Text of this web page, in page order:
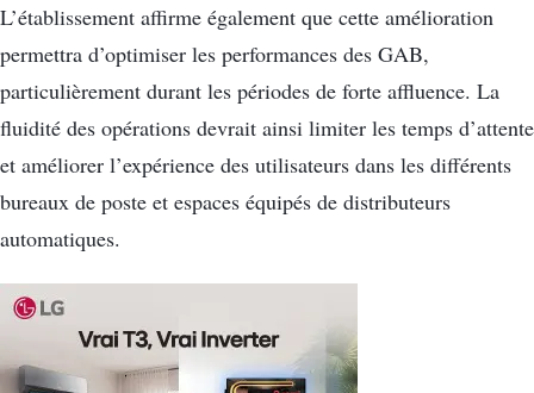
L’établissement affirme également que cette amélioration
permettra d’optimiser les performances des GAB,
particulièrement durant les périodes de forte affluence. La
fluidité des opérations devrait ainsi limiter les temps d’attente
et améliorer l’expérience des utilisateurs dans les différents
bureaux de poste et espaces équipés de distributeurs
automatiques.